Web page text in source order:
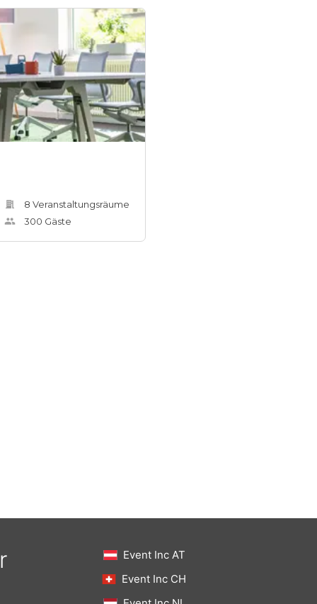
8 Veranstaltungsräume
300 Gäste
Event Inc AT
Event Inc CH